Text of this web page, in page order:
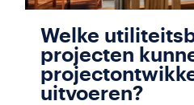
Welke
projecten
uitvoeren?